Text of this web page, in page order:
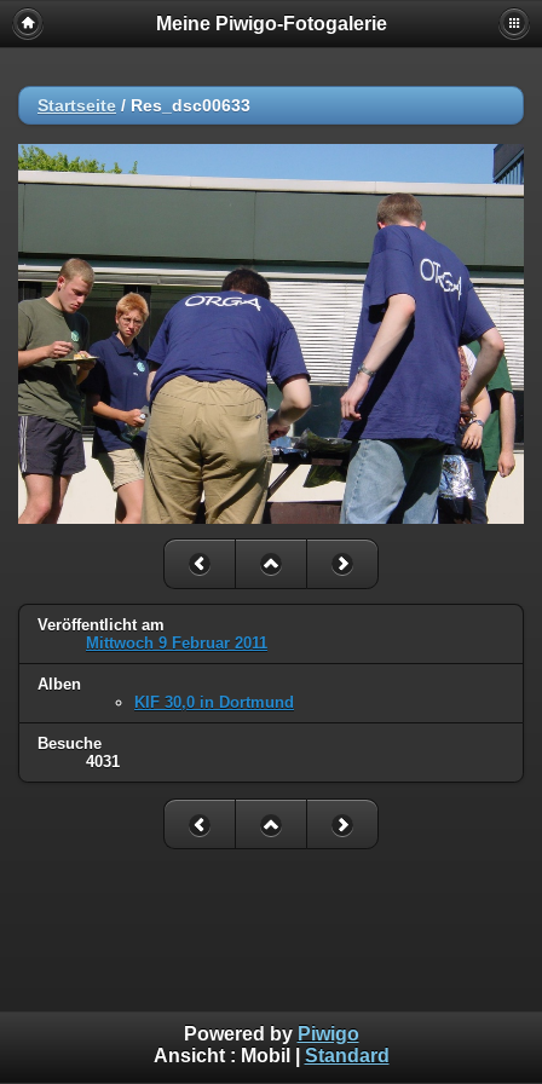
Meine Piwigo-Fotogalerie
Startseite / Res_dsc00633
Veröffentlicht am
Mittwoch 9 Februar 2011
Alben
KIF 30,0 in Dortmund
Besuche
4031
Powered by Piwigo
Ansicht : Mobil Standard